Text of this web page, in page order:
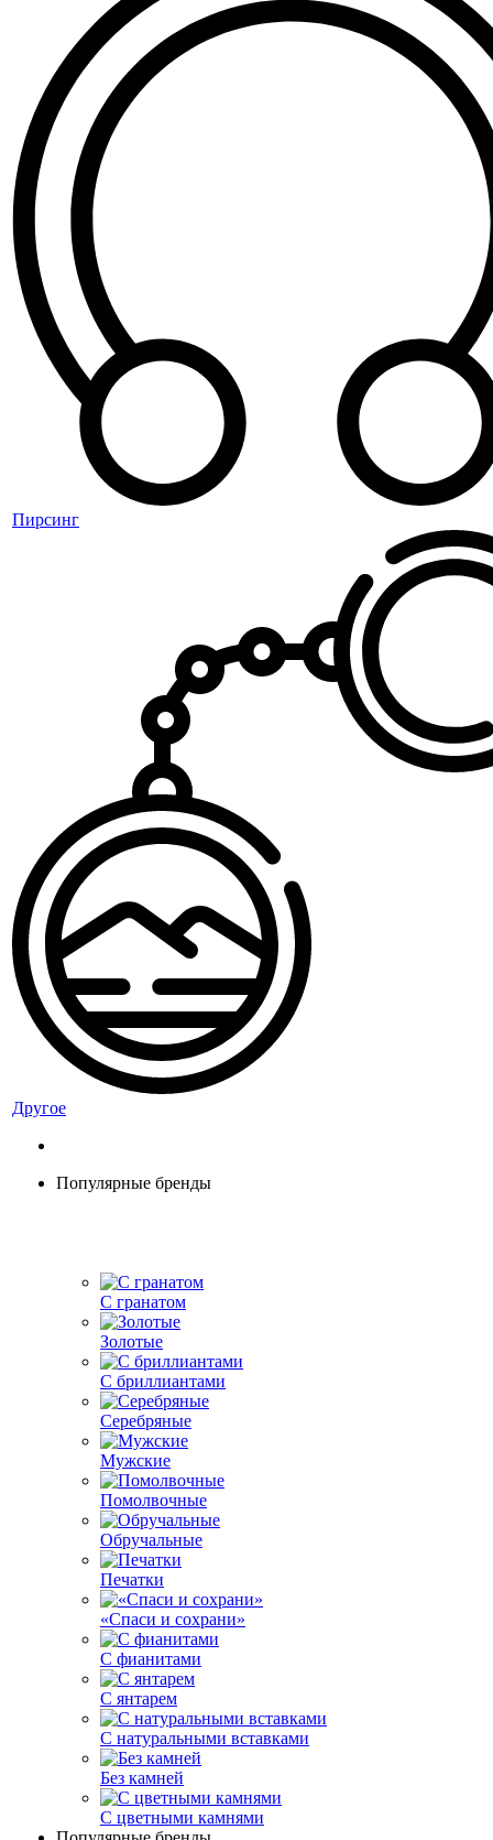
Пирсинг
Другое
Популярные бренды
С гранатом
Золотые
С бриллиантами
Серебряные
Мужские
Помолвочные
Обручальные
Печатки
«Спаси и сохрани»
С фианитами
С янтарем
С натуральными вставками
Без камней
С цветными камнями